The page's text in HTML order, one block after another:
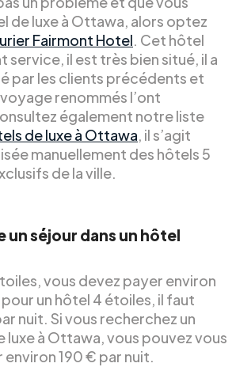
de luxe à Ottawa, alors optez
Fairmont Hotel. Cet hôtel
service, il est très bien situé, il a
par les clients précédents et
renommés l’ont
également notre liste
de luxe à Ottawa, il s’agit
manuellement des hôtels 5
de la ville.
un séjour dans un hôtel
vous devez payer environ
un hôtel 4 étoiles, il faut
nuit. Si vous recherchez un
luxe à Ottawa, vous pouvez vous
190 € par nuit.